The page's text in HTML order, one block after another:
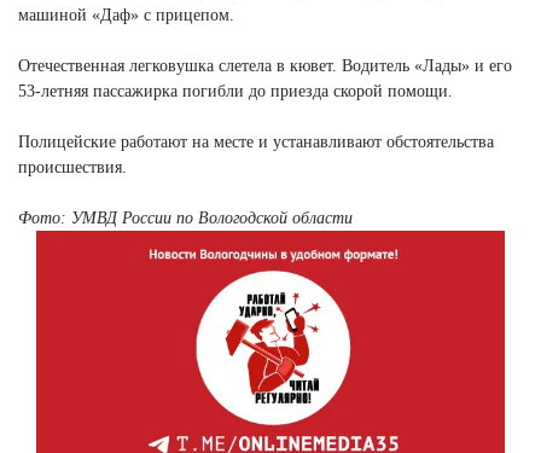
машиной «Даф» с прицепом.
Отечественная легковушка слетела в кювет. Водитель «Лады» и его
53-летняя пассажирка погибли до приезда скорой помощи.
Полицейские работают на месте и устанавливают обстоятельства
происшествия.
Фото: УМВД России по Вологодской области